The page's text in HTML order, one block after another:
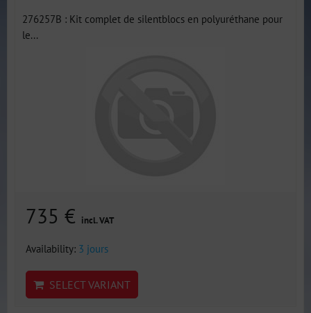
276257B : Kit complet de silentblocs en polyuréthane pour
le...
735 € incl. VAT
Availability: 3 jours
SELECT VARIANT